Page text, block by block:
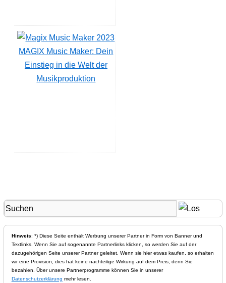
MAGIX Music Maker: Dein
Einstieg in die Welt der
Musikproduktion
Hinweis: *) Diese Seite enthält Werbung unserer Partner in Form von Banner und
Textlinks. Wenn Sie auf sogenannte Partnerlinks klicken, so werden Sie auf der
dazugehörigen Seite unserer Partner geleitet. Wenn sie hier etwas kaufen, so erhalten
wir eine Provision, dies hat keine nachteilige Wirkung auf dem Preis, denn Sie
bezahlen. Über unsere Partnerprogramme können Sie in unserer
Datenschutzerklärung mehr lesen.